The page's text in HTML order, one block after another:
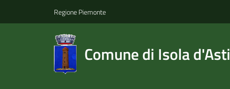
Regione Piemonte
Comune di Isola d'Asti